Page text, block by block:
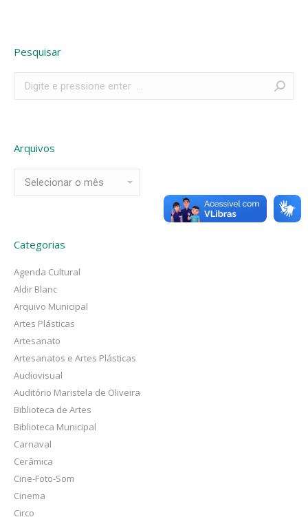
Pesquisar
Arquivos
Categorias
Agenda Cultural
Aldir Blanc
Arquivo Municipal
Artes Plásticas
Artesanato
Artesanatos e Artes Plásticas
Audiovisual
Auditório Maristela de Oliveira
Biblioteca de Artes
Biblioteca Municipal
Carnaval
Cerâmica
Cine-Foto-Som
Cinema
Circo